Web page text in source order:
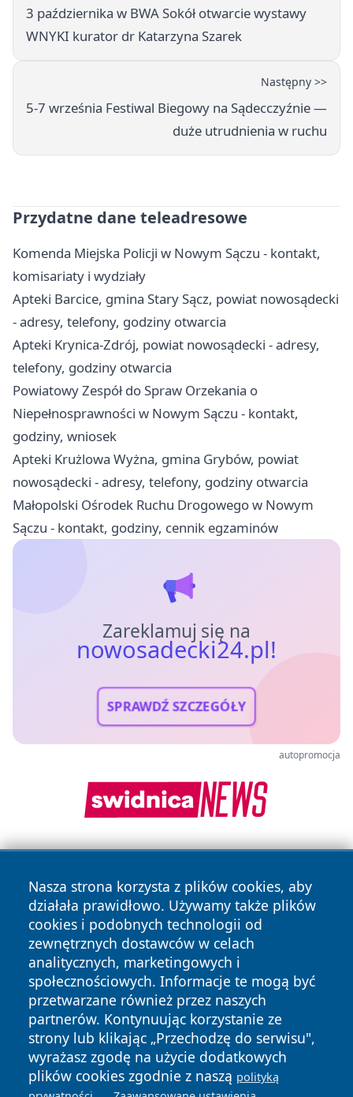
3 października w BWA Sokół otwarcie wystawy
WNYKI kurator dr Katarzyna Szarek
Następny >>
5-7 września Festiwal Biegowy na Sądecczyźnie —
duże utrudnienia w ruchu
Przydatne dane teleadresowe
Komenda Miejska Policji w Nowym Sączu - kontakt,
komisariaty i wydziały
Apteki Barcice, gmina Stary Sącz, powiat nowosądecki
- adresy, telefony, godziny otwarcia
Apteki Krynica-Zdrój, powiat nowosądecki - adresy,
telefony, godziny otwarcia
Powiatowy Zespół do Spraw Orzekania o
Niepełnosprawności w Nowym Sączu - kontakt,
godziny, wniosek
Apteki Krużlowa Wyżna, gmina Grybów, powiat
nowosądecki - adresy, telefony, godziny otwarcia
Małopolski Ośrodek Ruchu Drogowego w Nowym
Sączu - kontakt, godziny, cennik egzaminów
Zareklamuj się na
nowosadecki24.pl!
SPRAWDŹ SZCZEGÓŁY
autopromocja
Nasza strona korzysta z plików cookies, aby
działała prawidłowo. Używamy także plików
cookies i podobnych technologii od
zewnętrznych dostawców w celach
analitycznych, marketingowych i
społecznościowych. Informacje te mogą być
przetwarzane również przez naszych
partnerów. Kontynuując korzystanie ze
strony lub klikając „Przechodzę do serwisu",
wyrażasz zgodę na użycie dodatkowych
plików cookies zgodnie z naszą polityką
Copyright © 2026 nowosadecki24.pl Wszystkie prawa
zastrzeżone.
News Autorzy
Polityka
Prywatności
Polityka
Cookies